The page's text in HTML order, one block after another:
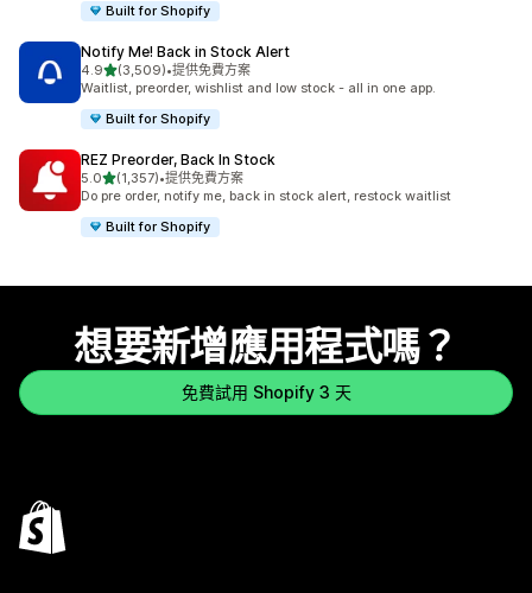
Built for Shopify
Notify Me! Back in Stock Alert
4.9滿分 5 顆星
(3,509)
共有 3509 則評價
•提供免費方案
Waitlist, preorder, wishlist and low stock - all in one app.
Built for Shopify
REZ Preorder, Back In Stock
5.0滿分 5 顆星
(1,357)
共有 1357 則評價
•提供免費方案
Do pre order, notify me, back in stock alert, restock waitlist
Built for Shopify
想要新增應用程式嗎？
免費試用 Shopify 3 天